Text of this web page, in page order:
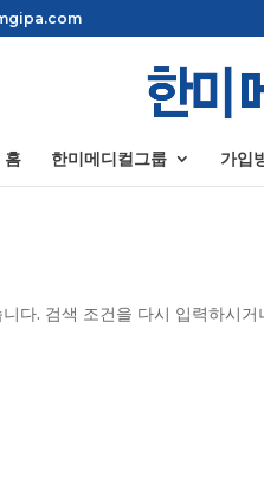
홈 한미메디컬그룹 가입
다. 검색 조건을 다시 입력하시